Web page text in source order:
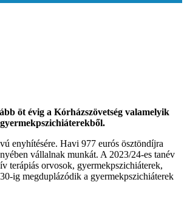
öt évig a Kórházszövetség valamelyik
enyhítésére. Havi 977 eurós ösztöndíjra
vállalnak munkát. A 2023/24-es tanév
terápiás orvosok, gyermekpszichiáterek,
ig megduplázódik a gyermekpszichiáterek